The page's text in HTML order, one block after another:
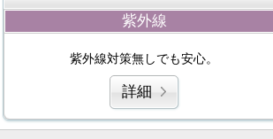
紫外線
紫外線対策無しでも安心。
詳細